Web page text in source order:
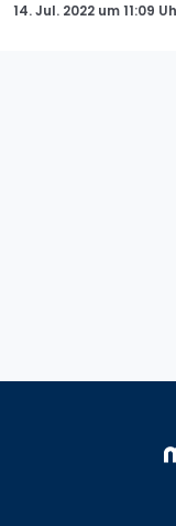
14. Jul. 2022 um11:09